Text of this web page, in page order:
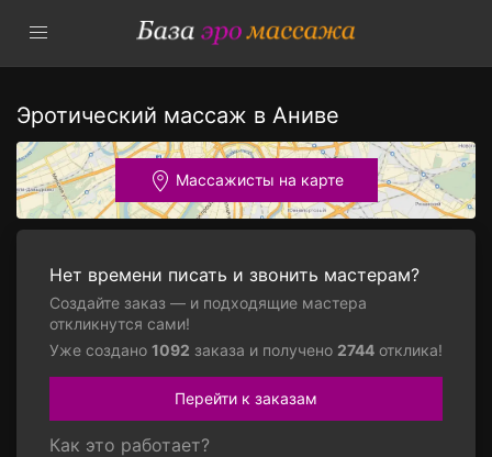
Эротический массаж в Аниве
Массажисты на карте
Нет времени писать и звонить мастерам?
Создайте заказ — и подходящие мастера
откликнутся сами!
Уже создано 1092 заказа и получено 2744 отклика!
Перейти к заказам
Как это работает?